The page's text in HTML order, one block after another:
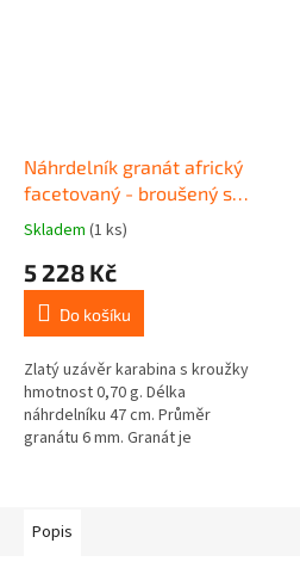
Náhrdelník granát africký
facetovaný - broušený se
zlatým uzávěrem
Skladem (1 ks)
5 228 Kč
Do košíku
Zlatý uzávěr karabina s kroužky
hmotnost 0,70 g. Délka
náhrdelníku 47 cm. Průměr
granátu 6 mm. Granát je
Popis